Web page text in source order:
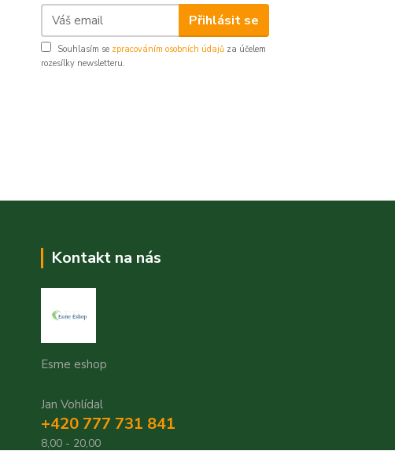
Přihlásit se
Souhlasím se zpracováním osobních údajů za účelem
rozesílky newsletteru.
Kontakt na nás
Esme eshop
Jan Vohlídal
+420 777 731 841
8,00 - 20,00